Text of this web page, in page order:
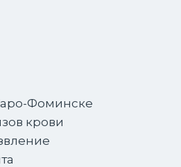
Фоминске
крови